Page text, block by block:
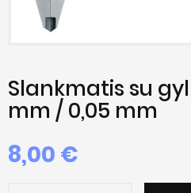
Slankmatis su
mm / 0,05 mm
8,00 €